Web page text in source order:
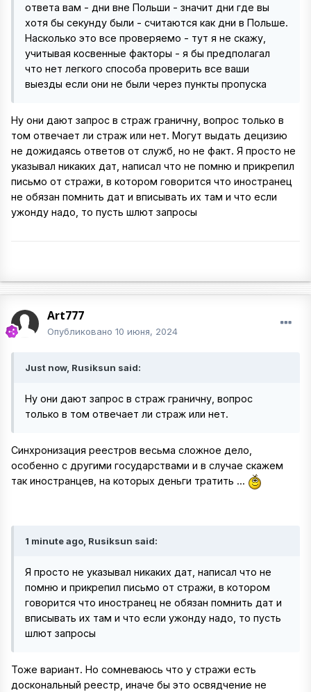
ответа вам - дни вне Польши - значит дни где вы
хотя бы секунду были - считаются как дни в Польше.
Насколько это все проверяемо - тут я не скажу,
учитывая косвенные факторы - я бы предполагал
что нет легкого способа проверить все ваши
выезды если они не были через пункты пропуска
Ну они дают запрос в страж граничну, вопрос только в
том отвечает ли страж или нет. Могут выдать децизию
не дожидаясь ответов от служб, но не факт. Я просто не
указывал никаких дат, написал что не помню и прикрепил
письмо от стражи, в котором говорится что иностранец
не обязан помнить дат и вписывать их там и что если
ужонду надо, то пусть шлют запросы
Art777
Опубликовано 10 июня, 2024
Just now, Rusiksun said:
Ну они дают запрос в страж граничну, вопрос
только в том отвечает ли страж или нет.
Синхронизация реестров весьма сложное дело,
особенно с другими государствами и в случае скажем
так иностранцев, на которых деньги тратить ...
1 minute ago, Rusiksun said:
Я просто не указывал никаких дат, написал что не
помню и прикрепил письмо от стражи, в котором
говорится что иностранец не обязан помнить дат и
вписывать их там и что если ужонду надо, то пусть
шлют запросы
Тоже вариант. Но сомневаюсь что у стражи есть
доскональный реестр, иначе бы это освядчение не